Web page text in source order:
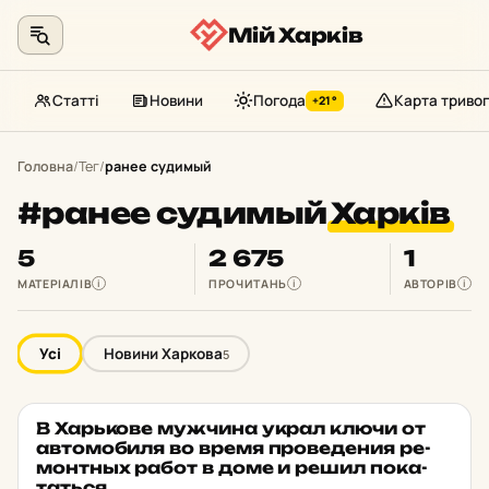
Мій Харків
Статті Новини Погода +21° Карта тривог
Головна/Тег/ранее судимый
#ранее судимыйХарків
5
МАТЕРІАЛІВ i
2 675
ПРОЧИТАНЬ i
1
АВТОРІВ i
Усі Новини Харкова5
НОВИНИ ХАРКОВА ★ ОБРАНЕ
В Харь­ко­ве муж­чи­на украл ключи от
ав­то­мо­би­ля во время про­ве­де­ния ре­
монтных работ в доме и решил по­ка­